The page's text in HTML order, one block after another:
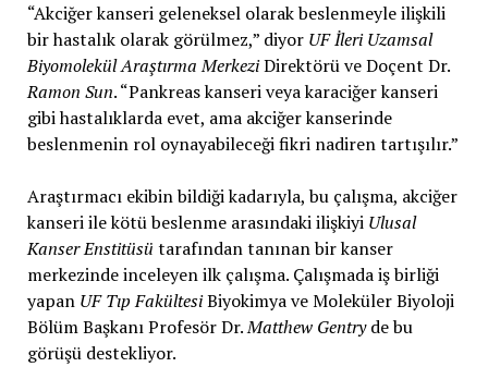
“Akciğer kanseri geleneksel olarak beslenmeyle ilişkili
bir hastalık olarak görülmez,” diyor UF İleri Uzamsal
Biyomolekül Araştırma MerkeziDirektörü ve Doçent Dr.
Ramon Sun. “Pankreas kanseri veya karaciğer kanseri
gibi hastalıklarda evet, ama akciğer kanserinde
beslenmenin rol oynayabileceği fikri nadiren tartışılır.”
Araştırmacı ekibin bildiği kadarıyla, bu çalışma, akciğer
kanseri ile kötü beslenme arasındaki ilişkiyi Ulusal
Kanser Enstitüsü tarafından tanınan bir kanser
merkezinde inceleyen ilk çalışma. Çalışmada iş birliği
yapan UF Tıp FakültesiBiyokimya ve Moleküler Biyoloji
Bölüm Başkanı Profesör Dr.Matthew Gentryde bu
görüşü destekliyor.